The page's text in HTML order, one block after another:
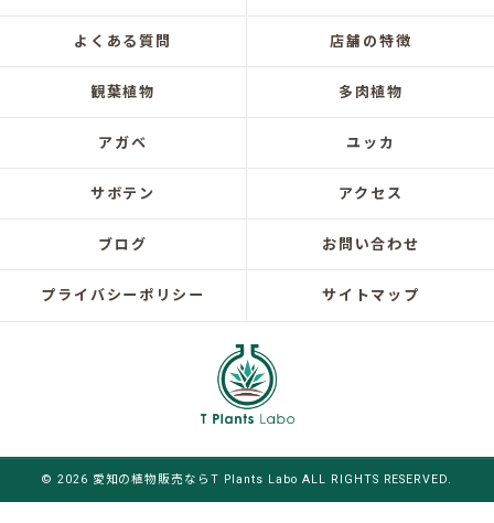
よくある質問 店舗の特徴
観葉植物 多肉植物
アガベ ユッカ
サボテン アクセス
ブログ お問い合わせ
プライバシーポリシー サイトマップ
© 2026 愛知の植物販売ならT Plants Labo ALL RIGHTS RESERVED.